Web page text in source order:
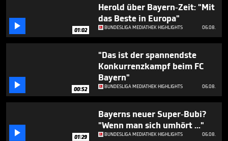
seconds
 01:02
Herold über Bayern-Zeit: "Mit
das Beste in Europa"
BUNDESLIGA MEDIATHEK HIGHLIGHTS 06.08.
 00:52
"Das ist der spannendste
Konkurrenzkampf beim FC
Bayern"
BUNDESLIGA MEDIATHEK HIGHLIGHTS 06.08.
 01:29
Bayerns neuer Super-Bubi?
"Wenn man sich umhört ..."
BUNDESLIGA MEDIATHEK HIGHLIGHTS 06.08.